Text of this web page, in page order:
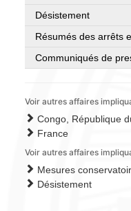
Désistement
Résumés des arrêts
Communiqués de
Voir autres affaires
Congo, République
France
Voir autres affaires
Mesures
Désistement